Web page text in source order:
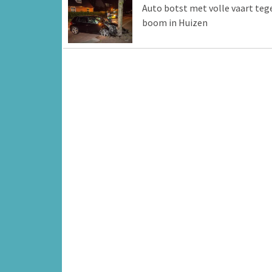
Auto botst met volle vaart
boom in Huizen